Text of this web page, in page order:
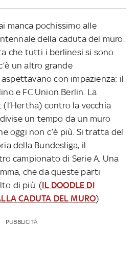
manca pochissimo alle
della caduta del muro.
che tutti i berlinesi si sono
un altro grande
con impazienza: il
e FC Union Berlin. La
(l’Hertha) contro la vecchia
un tempo da un muro
oggi non c’è più. Si tratta del
della Bundesliga, il
campionato di Serie A. Una
che da queste parti
di più. (IL DOODLE DI
CADUTA DEL MURO)
PUBBLICITÀ